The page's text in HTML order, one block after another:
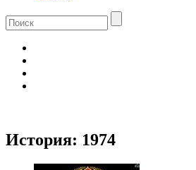
История: 1974